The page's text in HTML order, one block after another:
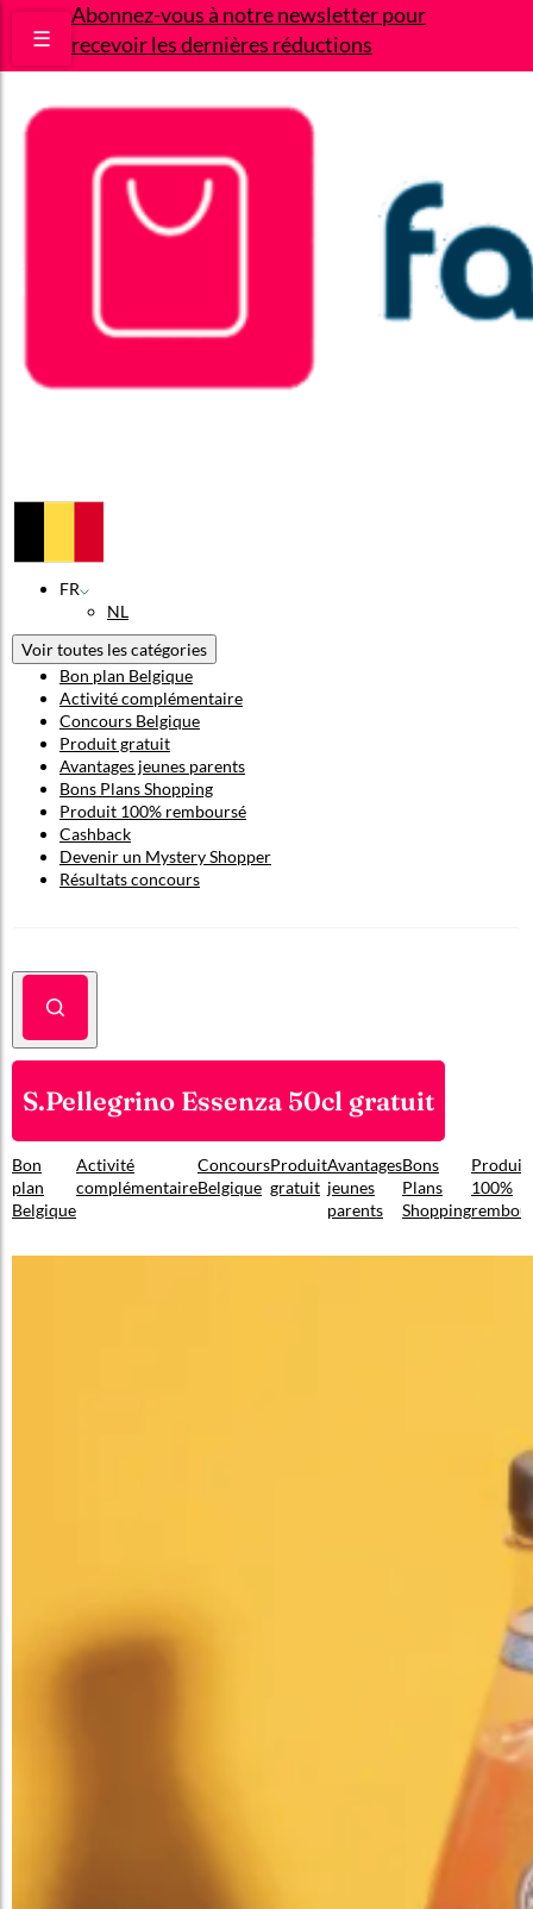
Abonnez-vous à notre newsletter pour
recevoir les dernières réductions
☰
FR
NL
Voir toutes les catégories
Bon plan Belgique
Activité complémentaire
Concours Belgique
Produit gratuit
Avantages jeunes parents
Bons Plans Shopping
Produit 100% remboursé
Cashback
Devenir un Mystery Shopper
Résultats concours
S.Pellegrino Essenza 50cl gratuit
Bon
plan
Belgique
Activité
complémentaire
Concours
Belgique
Produit
gratuit
Avantages
jeunes
parents
Bons
Plans
Shopping
Produit
100%